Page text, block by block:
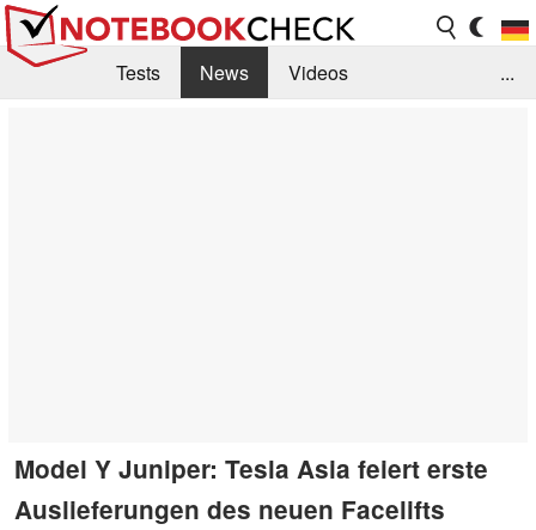
Tests News
Videos
...
Model Y Juniper: Tesla Asia feiert erste
Auslieferungen des neuen Facelifts